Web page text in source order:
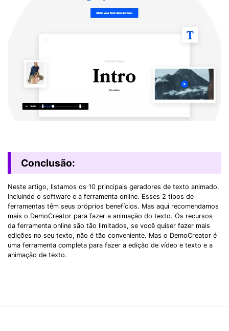
Conclusão:
Neste artigo, listamos os 10 principais geradores de texto animado.
Incluindo o software e a ferramenta online. Esses 2 tipos de
ferramentas têm seus próprios benefícios. Mas aqui recomendamos
mais o DemoCreator para fazer a animação do texto. Os recursos
da ferramenta online são tão limitados, se você quiser fazer mais
edições no seu texto, não é tão conveniente. Mas o DemoCreator é
uma ferramenta completa para fazer a edição de vídeo e texto e a
animação de texto.